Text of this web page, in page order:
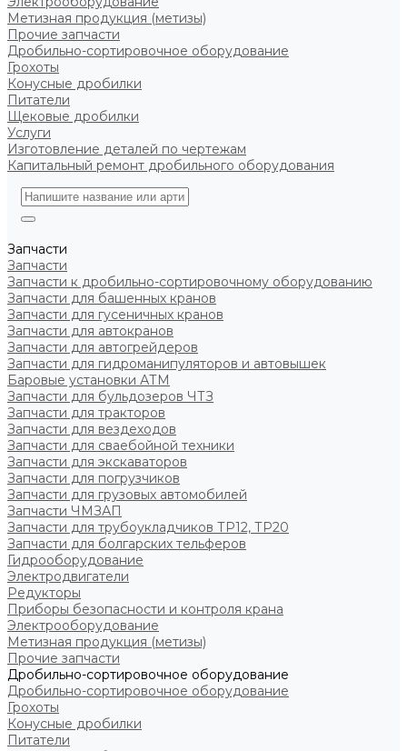
Метизная продукция (метизы)
Прочие запчасти
Дробильно-сортировочное оборудование
Грохоты
Конусные дробилки
Питатели
Щековые дробилки
Услуги
Изготовление деталей по чертежам
Капитальный ремонт дробильного оборудования
Запчасти
Запчасти
Запчасти к дробильно-сортировочному оборудованию
Запчасти для башенных кранов
Запчасти для гусеничных кранов
Запчасти для автокранов
Запчасти для автогрейдеров
Запчасти для гидроманипуляторов и автовышек
Баровые установки АТМ
Запчасти для бульдозеров ЧТЗ
Запчасти для тракторов
Запчасти для вездеходов
Запчасти для сваебойной техники
Запчасти для экскаваторов
Запчасти для погрузчиков
Запчасти для грузовых автомобилей
Запчасти ЧМЗАП
Запчасти для трубоукладчиков ТР12, ТР20
Запчасти для болгарских тельферов
Гидрооборудование
Электродвигатели
Редукторы
Приборы безопасности и контроля крана
Электрооборудование
Метизная продукция (метизы)
Прочие запчасти
Дробильно-сортировочное оборудование
Дробильно-сортировочное оборудование
Грохоты
Конусные дробилки
Питатели